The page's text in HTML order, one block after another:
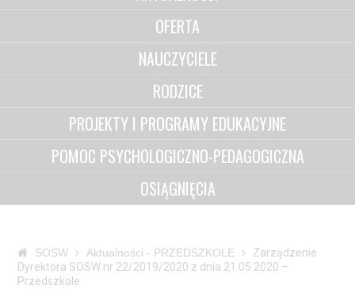
OFERTA
NAUCZYCIELE
RODZICE
PROJEKTY I PROGRAMY EDUKACYJNE
POMOC PSYCHOLOGICZNO-PEDAGOGICZNA
OSIĄGNIĘCIA
SOSW Aktualności - PRZEDSZKOLE
Zarządzenie
Dyrektora SOSW nr 22/2019/2020 z dnia 21.05.2020 –
Przedszkole